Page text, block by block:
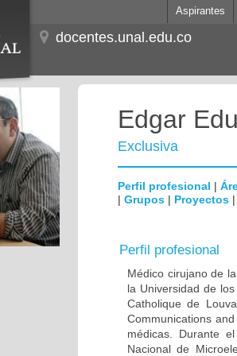
Aspirantes
docentes.unal.edu.co
Edgar
Exclusiva
Perfil profesional |
| Grupos | Proyectos
Perfil profesional
Médico cirujano de
la Universidad de
Catholique de
Communications
médicas. Durante
Nacional de